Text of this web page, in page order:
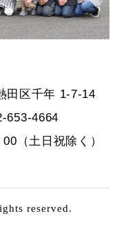
田区千年 1-7-14
653-4664
（土日祝除く）
reserved.